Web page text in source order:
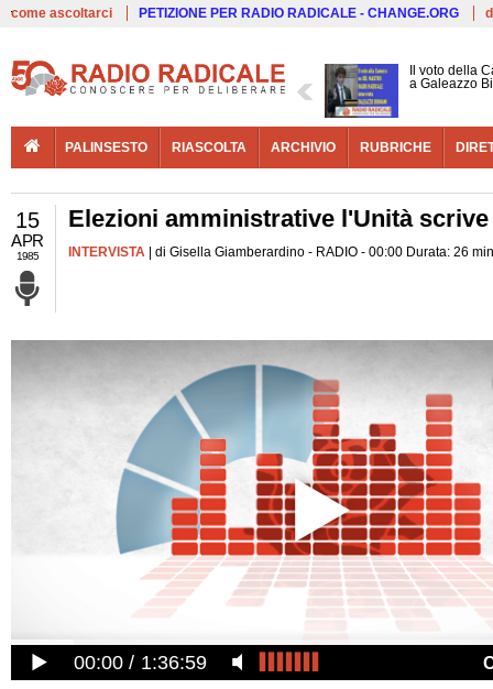
come ascoltarci PETIZIONE PER RADIO RADICALE - CHANGE.ORG
Il voto della
a Galeazzo
PALINSESTO RIASCOLTA ARCHIVIO RUBRICHE
15
APR
1985
Elezioni amministrative l'Unità
INTERVISTA | di Gisella Giamberardino - RADIO - 00:00 Durata: 26 min
00:00 1:36:59